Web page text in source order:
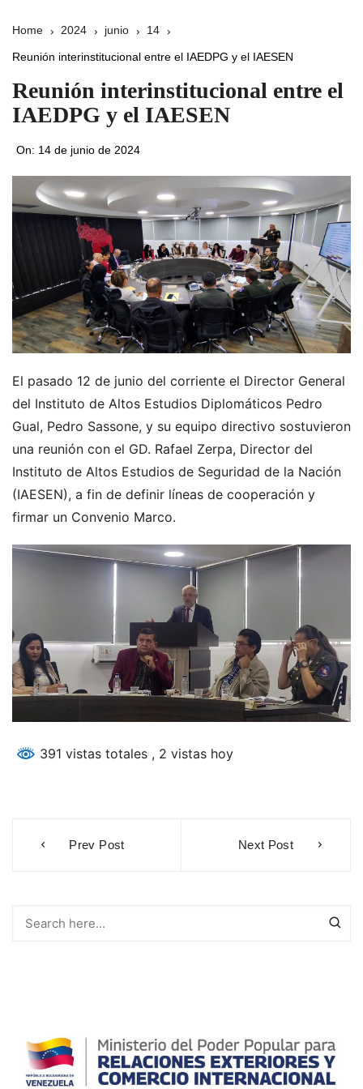
Home 2024 junio 14
Reunión interinstitucional entre el IAEDPG y el IAESEN
Reunión interinstitucional entre el
IAEDPG y el IAESEN
On: 14 de junio de 2024
El pasado 12 de junio del corriente el Director General
del Instituto de Altos Estudios Diplomáticos Pedro
Gual, Pedro Sassone, y su equipo directivo sostuvieron
una reunión con el GD. Rafael Zerpa, Director del
Instituto de Altos Estudios de Seguridad de la Nación
(IAESEN), a fin de definir líneas de cooperación y
firmar un Convenio Marco.
391 vistas totales , 2 vistas hoy
Prev Post Next Post